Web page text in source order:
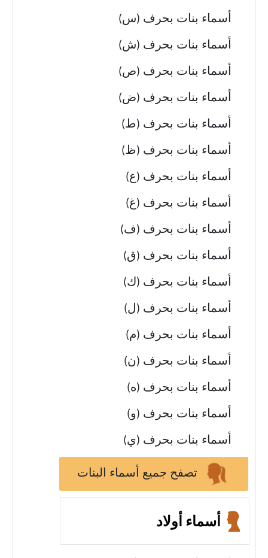
أسماء بنات بحرف (س)
أسماء بنات بحرف (ش)
أسماء بنات بحرف (ص)
أسماء بنات بحرف (ض)
أسماء بنات بحرف (ط)
أسماء بنات بحرف (ظ)
أسماء بنات بحرف (ع)
أسماء بنات بحرف (غ)
أسماء بنات بحرف (ف)
أسماء بنات بحرف (ق)
أسماء بنات بحرف (ك)
أسماء بنات بحرف (ل)
أسماء بنات بحرف (م)
أسماء بنات بحرف (ن)
أسماء بنات بحرف (ه)
أسماء بنات بحرف (و)
أسماء بنات بحرف (ي)
تصفح جميع أسماء البنات
أسماء أولاد